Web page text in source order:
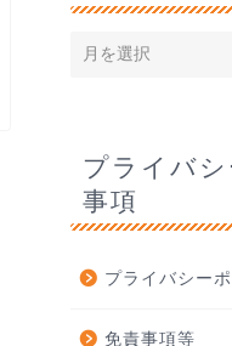
プライバ
事項
プライバシー
免責事項等